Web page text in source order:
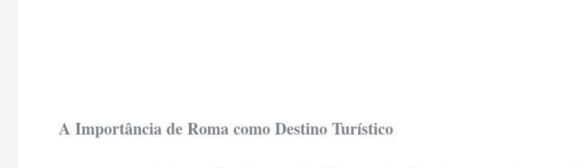
A Importância de Roma como Destino Turístico